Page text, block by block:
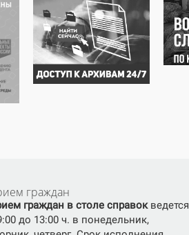
граждан
граждан в столе справокведется
до 13:00 ч. в понедельник,